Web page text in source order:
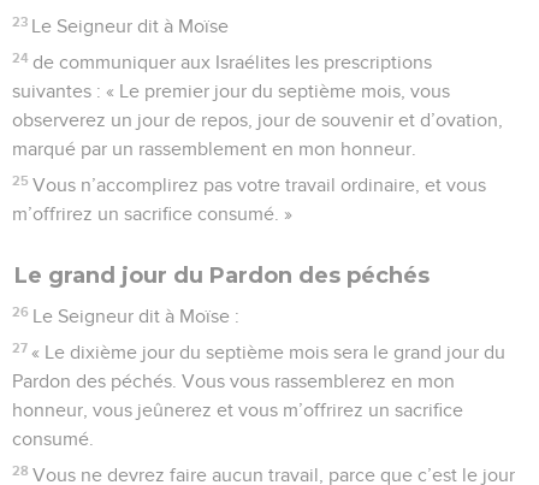
23 Le Seigneur dit à Moïse
24 de communiquer aux Israélites les prescriptions
suivantes : « Le premier jour du septième mois, vous
observerez un jour de repos, jour de souvenir et d’ovation,
marqué par un rassemblement en mon honneur.
25 Vous n’accomplirez pas votre travail ordinaire, et vous
m’offrirez un sacrifice consumé. »
Le grand jour du Pardon des péchés
26 Le Seigneur dit à Moïse :
27 « Le dixième jour du septième mois sera le grand jour du
Pardon des péchés. Vous vous rassemblerez en mon
honneur, vous jeûnerez et vous m’offrirez un sacrifice
consumé.
28 Vous ne devrez faire aucun travail, parce que c’est le jour